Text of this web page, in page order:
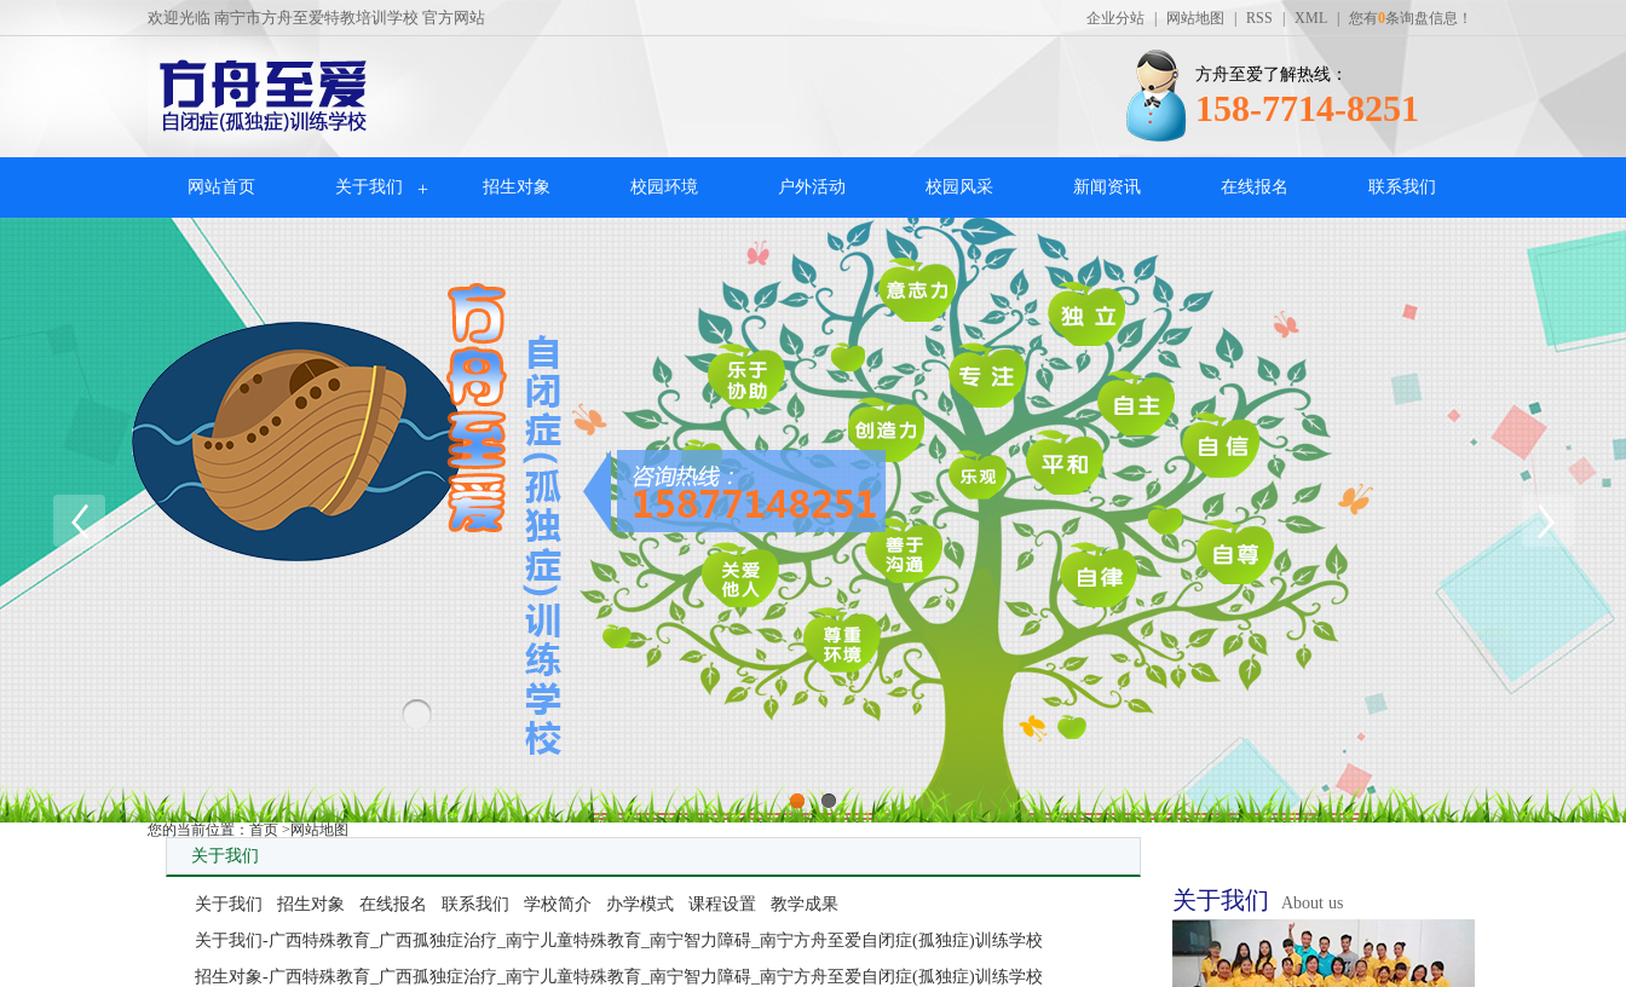
欢迎光临 南宁市方舟至爱特教培训学校 官方网站 企业分站 网站地图 RSS XML 您有0条询盘信息！
方舟至爱了解热线：
158-7714-8251
网站首页 关于我们 招生对象 校园环境 户外活动 校园风采 新闻资讯 在线报名 联系我们
1 2
关于我们 About us
您的当前位置： 首页 >网站地图
关于我们
关于我们 招生对象 在线报名 联系我们 学校简介 办学模式 课程设置
教学成果
关于我们-广西特殊教育_广西孤独症治疗_南宁儿童特殊教育_南宁智力障碍_南宁方舟至爱自闭症(孤独症)训练学校
招生对象-广西特殊教育_广西孤独症治疗_南宁儿童特殊教育_南宁智力障碍_南宁方舟至爱自闭症(孤独症)训练学校